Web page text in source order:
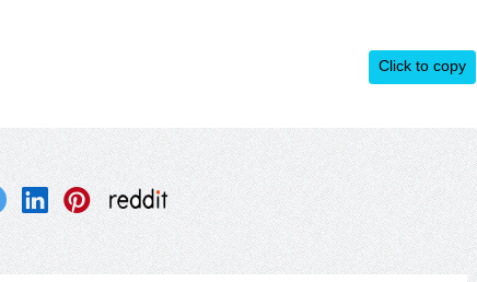
Click to copy